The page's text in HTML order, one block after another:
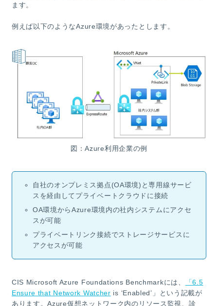
ます。
例えば以下のようなAzure環境があったとします。
図：Azure利用企業の例
自社のオンプレミス拠点(OA環境)と専用線サービ
スを経由してプライベートクラウドに接続
OA環境からAzure環境内の社内システムにアクセ
スが可能
プライベートリンク接続でストレージサービスに
アクセスが可能
CIS Microsoft Azure Foundations Benchmarkには、
「6.5
Ensure that Network Watcher is ‘Enabled’」という記載が
あります。Azure仮想ネットワーク内のリソース監視、診